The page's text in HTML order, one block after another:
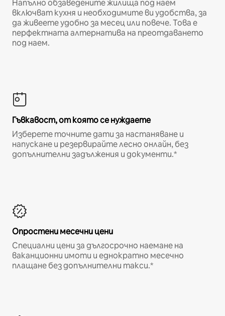
Напълно обзаведените жилища под наем
включват кухня и необходимите ви удобства, за
да живеете удобно за месец или повече. Това е
перфектната алтернатива на преотдаването
под наем.
Гъвкавост, от която се нуждаете
Изберете точните дати за настаняване и
напускане и резервирайте лесно онлайн, без
допълнителни задължения и документи.*
Опростени месечни цени
Специални цени за дългосрочно наемане на
ваканционни имоти и еднократно месечно
плащане без допълнителни такси.*